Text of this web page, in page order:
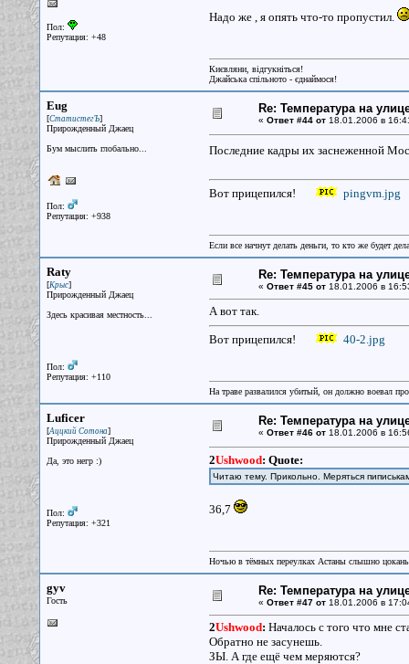
Пол:
Репутация: +48
Надо же , я опять что-то пропустил.
Києвляни, відгукніться!
Джайська спільното - єднаймося!
Eug
[СтатистегЪ]
Прирожденный Джаец
Бум мыслить глобально...
Пол:
Репутация: +938
Re: Температура на
« Ответ #44 от18.01.2006 в
Последние кадры их заснеженной
Вот прицепился! pingvm.jpg
Если все начнут делать деньги, то кто же будет
Raty
[Крыс]
Прирожденный Джаец
Здесь красивая местность...
Пол:
Репутация: +110
Re: Температура на
« Ответ #45 от18.01.2006 в
А вот так.
Вот прицепился! 40-2.jpg
На траве развалился убитый, он должно воевал
Luficer
[Аццкий Сотона]
Прирожденный Джаец
Да, это негр :)
Пол:
Репутация: +321
Re: Температура на
« Ответ #46 от18.01.2006 в
2Ushwood: Quote:
Читаю тему. Прикольно. Меряться
36,7
Ночью в тёмных переулках Астаны слышно
gyv
Гость
Re: Температура на
« Ответ #47 от18.01.2006 в
2Ushwood: Началось с того что мне
Обратно не засунешь.
ЗЫ. А где ещё чем меряются?